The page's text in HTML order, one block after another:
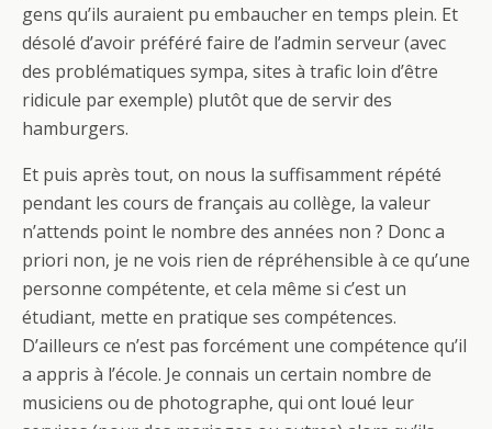
gens qu’ils auraient pu embaucher en temps plein. Et
désolé d’avoir préféré faire de l’admin serveur (avec
des problématiques sympa, sites à trafic loin d’être
ridicule par exemple) plutôt que de servir des
hamburgers.
Et puis après tout, on nous la suffisamment répété
pendant les cours de français au collège, la valeur
n’attends point le nombre des années non ? Donc a
priori non, je ne vois rien de répréhensible à ce qu’une
personne compétente, et cela même si c’est un
étudiant, mette en pratique ses compétences.
D’ailleurs ce n’est pas forcément une compétence qu’il
a appris à l’école. Je connais un certain nombre de
musiciens ou de photographe, qui ont loué leur